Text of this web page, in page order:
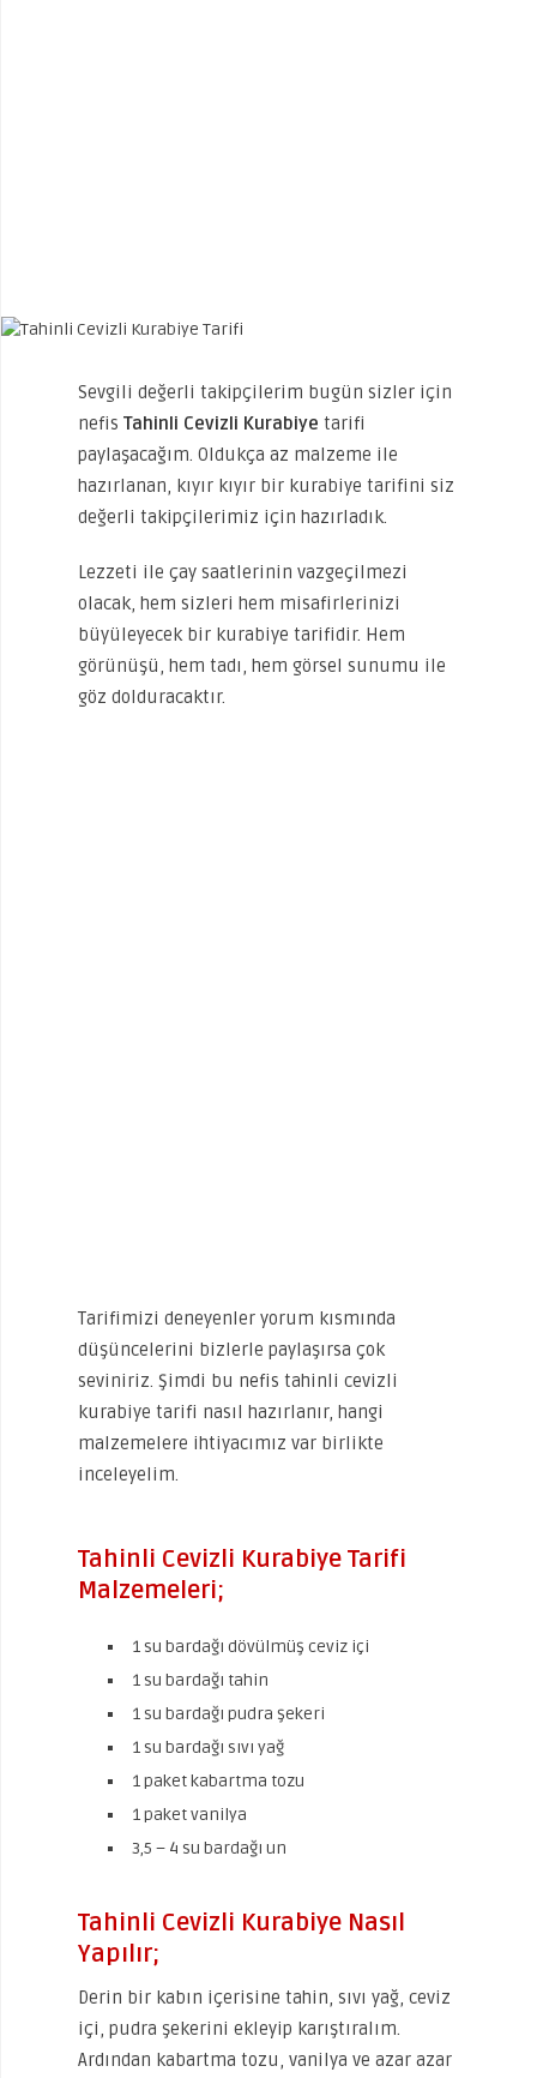
Sevgili değerli takipçilerim bugün sizler için
nefis Tahinli Cevizli Kurabiye tarifi
paylaşacağım. Oldukça az malzeme ile
hazırlanan, kıyır kıyır bir kurabiye tarifini siz
değerli takipçilerimiz için hazırladık.
Lezzeti ile çay saatlerinin vazgeçilmezi
olacak, hem sizleri hem misafirlerinizi
büyüleyecek bir kurabiye tarifidir. Hem
görünüşü, hem tadı, hem görsel sunumu ile
göz dolduracaktır.
Tarifimizi deneyenler yorum kısmında
düşüncelerini bizlerle paylaşırsa çok
seviniriz. Şimdi bu nefis tahinli cevizli
kurabiye tarifi nasıl hazırlanır, hangi
malzemelere ihtiyacımız var birlikte
inceleyelim.
Tahinli Cevizli Kurabiye Tarifi
Malzemeleri;
1 su bardağı dövülmüş ceviz içi
1 su bardağı tahin
1 su bardağı pudra şekeri
1 su bardağı sıvı yağ
1 paket kabartma tozu
1 paket vanilya
3,5 – 4 su bardağı un
Tahinli Cevizli Kurabiye Nasıl
Yapılır;
Derin bir kabın içerisine tahin, sıvı yağ, ceviz
içi, pudra şekerini ekleyip karıştıralım.
Ardından kabartma tozu, vanilya ve azar azar